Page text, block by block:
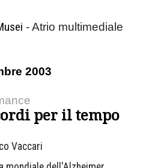
- Atrio multimediale
2003
per il tempo
Vaccari